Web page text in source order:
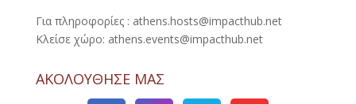
Για πληροφορίες : athens.hosts@impacthub.net
Κλείσε χώρο: athens.events@impacthub.net
ΑΚΟΛΟΥΘΗΣΕ ΜΑΣ